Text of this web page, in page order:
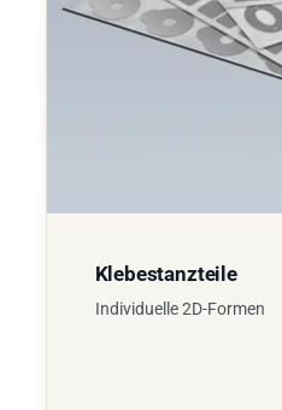
Klebestanzteile
Individuelle 2D-Formen